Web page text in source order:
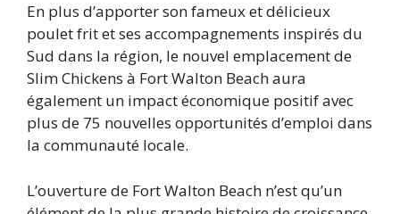
En plus d’apporter son fameux et délicieux
poulet frit et ses accompagnements inspirés du
Sud dans la région, le nouvel emplacement de
Slim Chickens à Fort Walton Beach aura
également un impact économique positif avec
plus de 75 nouvelles opportunités d’emploi dans
la communauté locale.
L’ouverture de Fort Walton Beach n’est qu’un